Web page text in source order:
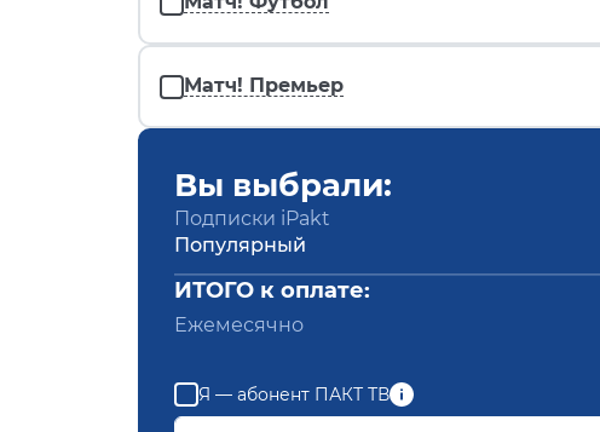
Матч! Премьер
Вы выбрали:
Подписки iPakt
Популярный
ИТОГО к оплате:
Ежемесячно
Я — абонент ПАКТ ТВ